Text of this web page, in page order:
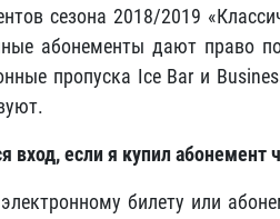
сезона 2018/2019
абонементы дают право
пропуска Ice Bar и
вход, если я купил абонемент
билету или